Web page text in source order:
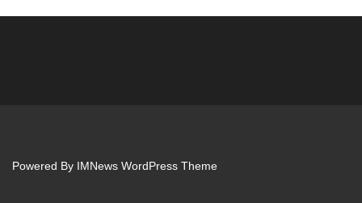
Powered By IMNews WordPress Theme